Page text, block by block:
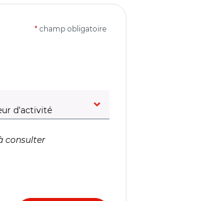
* champ obligatoire
obligatoire)
consulter